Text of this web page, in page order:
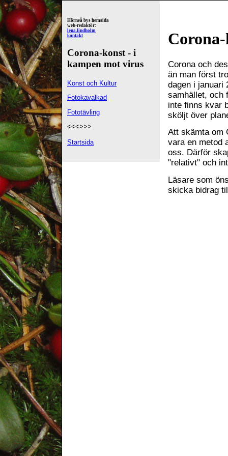
Hörneå bys hemsida
web-redaktör:
lena.lindholm
kontakt
Corona-konst - i
kampen mot virus
Konst och Kultur
Fotokavalkad
Fototävling
<<<>>>
Startsida
Corona och
än man först
dagen i januari
samhället, och
inte finns kvar
sköljt över
Att skämta om
vara en metod
oss. Därför
"relativt" och
Läsare som
skicka bidrag